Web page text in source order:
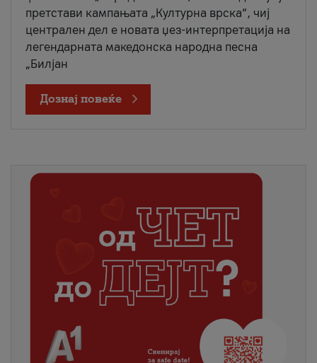
претстави кампањата „Културна врска“, чиј
централен дел е новата џез-интерпретација на
легендарната македонска народна песна
„Билјан
Дознај повеќе